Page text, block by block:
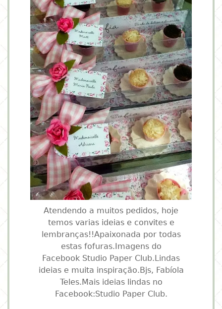
Atendendo a muitos pedidos, hoje
temos varias ideias e convites e
lembranças!!Apaixonada por todas
estas fofuras.Imagens do
Facebook Studio Paper Club.Lindas
ideias e muita inspiração.Bjs, Fabíola
Teles.Mais ideias lindas no
Facebook:Studio Paper Club.